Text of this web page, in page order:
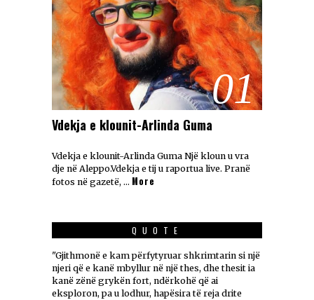
01
Vdekja e klounit-Arlinda Guma
Vdekja e klounit-Arlinda Guma Një kloun u vra
dje në Aleppo.Vdekja e tij u raportua live. Pranë
fotos në gazetë, … More
QUOTE
"Gjithmonë e kam përfytyruar shkrimtarin si një
njeri që e kanë mbyllur në një thes, dhe thesit ia
kanë zënë grykën fort, ndërkohë që ai
eksploron, pa u lodhur, hapësira të reja drite